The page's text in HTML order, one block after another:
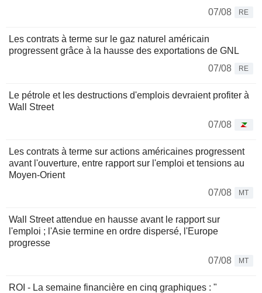
07/08
RE
Les contrats à terme sur le gaz naturel américain
progressent grâce à la hausse des exportations de GNL
07/08
RE
Le pétrole et les destructions d'emplois devraient profiter à
Wall Street
07/08
Les contrats à terme sur actions américaines progressent
avant l'ouverture, entre rapport sur l'emploi et tensions au
Moyen-Orient
07/08
MT
Wall Street attendue en hausse avant le rapport sur
l'emploi ; l'Asie termine en ordre dispersé, l'Europe
progresse
07/08
MT
ROI - La semaine financière en cinq graphiques : "